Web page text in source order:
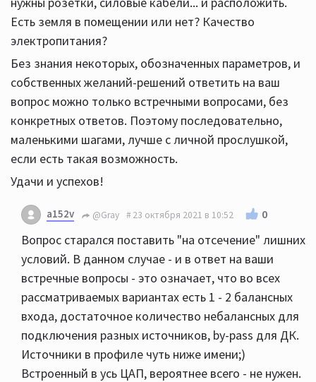
Есть земля в помещении или нет? Качество
электропитания?
Без знания некоторых, обозначенных параметров, и
собственных желаний-решений ответить на ваш
вопрос можно только встречными вопросами, без
конкретных ответов. Поэтому последовательно,
маленькими шагами, лучше с личной прослушкой,
если есть такая возможность.
Удачи и успехов!
a152v @Gray 23 октября 2021 в 10:52 0
Вопрос старался поставить "на отсечение" лишних
условий. В данном случае - и в ответ на ваши
встречные вопросы - это означает, что во всех
рассматриваемых вариантах есть 1 - 2 балансных
входа, достаточное количество небалансных для
подключения разных источников, by-pass для ДК.
Источники в профиле чуть ниже имени;)
Встроенный в усь ЦАП, вероятнее всего - не нужен.